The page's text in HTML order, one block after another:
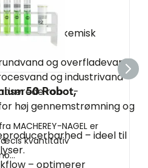
af kemisk
og overfladevand
og industrivand
robot-
høj gennemstrømning og
– ideel til
– optimerer
50 Robot,
MACHEREY-NAGEL er
kvantitativ